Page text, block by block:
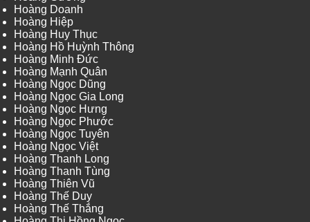
Hoàng Doanh
Hoàng Hiệp
Hoàng Huy Thục
Hoàng Hồ Huỳnh Thông
Hoàng Minh Đức
Hoàng Mạnh Quân
Hoàng Ngọc Dũng
Hoàng Ngọc Gia Long
Hoàng Ngọc Hưng
Hoàng Ngọc Phước
Hoàng Ngọc Tuyên
Hoàng Ngọc Việt
Hoàng Thanh Long
Hoàng Thanh Tùng
Hoàng Thiên Vũ
Hoàng Thế Duy
Hoàng Thế Thắng